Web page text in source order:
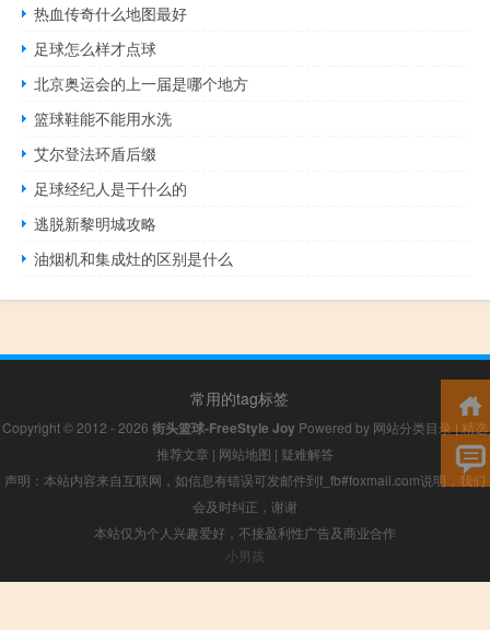
热血传奇什么地图最好
足球怎么样才点球
北京奥运会的上一届是哪个地方
篮球鞋能不能用水洗
艾尔登法环盾后缀
足球经纪人是干什么的
逃脱新黎明城攻略
油烟机和集成灶的区别是什么
常用的tag标签
Copyright © 2012 - 2026 街头篮球-FreeStyle Joy Powered by 网站分类目录 | 精选
推荐文章 | 网站地图 | 疑难解答
声明：本站内容来自互联网，如信息有错误可发邮件到f_fb#foxmail.com说明，我们
会及时纠正，谢谢
本站仅为个人兴趣爱好，不接盈利性广告及商业合作
小男孩